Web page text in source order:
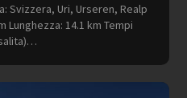
Svizzera, Uri, Urseren, Realp
Lunghezza: 14.1 km Tempi